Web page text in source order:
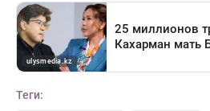
Теги: